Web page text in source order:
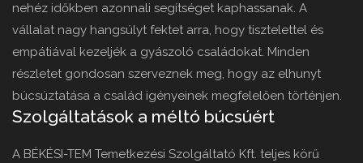
nehéz időkben azonnali segítséget kaphassanak. A
vállalat nagy hangsúlyt fektet arra, hogy tisztelettel és
empátiával kezeljék a gyászoló családokat. Minden
részletet gondosan szerveznek meg, hogy az elhunyt
búcsúztatása a család igényeinek megfelelően történjen.
Szolgáltatások a méltó búcsúért
A BÉKÉSI-TEM Temetkezési Szolgáltató Kft. teljes körű